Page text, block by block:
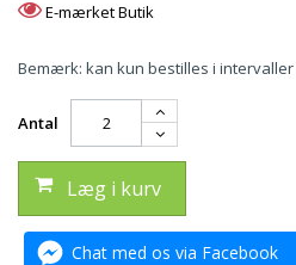
E-mærket Butik
Bemærk: kan kun bestilles i
Antal
Læg i kurv
Chat med os via Facebook